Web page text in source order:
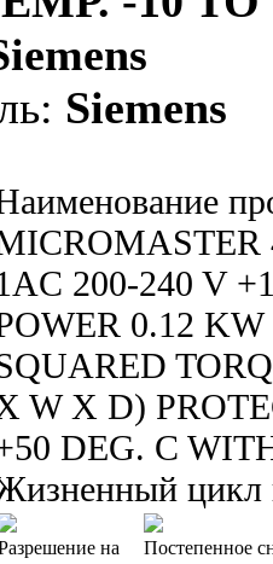
Siemens
200-240 V
0.12
W X D)
DEG. C
цикл
на
Постепенное